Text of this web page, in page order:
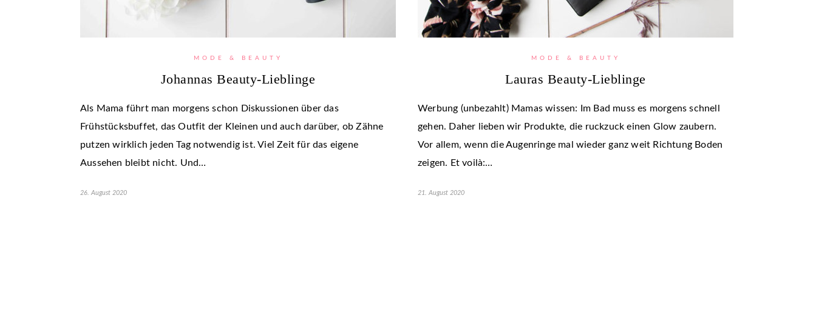
MODE & BEAUTY
Johannas Beauty-Lieblinge
Als Mama führt man morgens schon Diskussionen über das
Frühstücksbuffet, das Outfit der Kleinen und auch darüber, ob Zähne
putzen wirklich jeden Tag notwendig ist. Viel Zeit für das eigene
Aussehen bleibt nicht. Und…
26. August 2020
MODE & BEAUTY
Lauras Beauty-Lieblinge
Werbung (unbezahlt) Mamas wissen: Im Bad muss es morgens schnell
gehen. Daher lieben wir Produkte, die ruckzuck einen Glow zaubern.
Vor allem, wenn die Augenringe mal wieder ganz weit Richtung Boden
zeigen. Et voilà:…
21. August 2020